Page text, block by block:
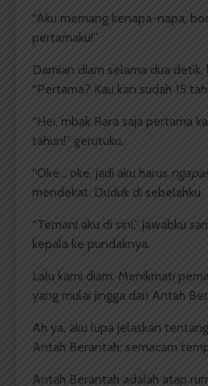
“Aku memang kenapa-napa,
pertamaku!”
Damian diam selama dua detik,
“Pertama? Kau kan sudah 15
“Hei, mbak Rara saja pertama
tahun!” gerutuku.
“Oke… oke, jadi aku harus
mendekat. Duduk di sebelahku.
“Temani aku di sini,” jawabku
kepala ke pundaknya.
Lalu kami diam. Menikmati
yang mulai jingga dari Antah
Ah ya, aku lupa jelaskan
Antah Berantah; semacam
Antah Berantah adalah atap